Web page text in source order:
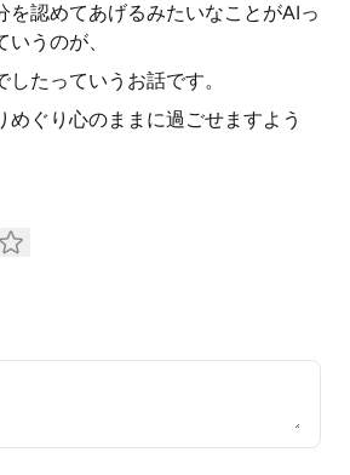
を認めてあげるみたいなことがAIっ
うのが、
たっていうお話です。
めぐり心のままに過ごせますよう